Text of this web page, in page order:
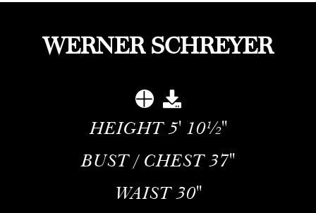
WERNER SCHREYER
HEIGHT 5' 10½''
BUST / CHEST 37''
WAIST 30''